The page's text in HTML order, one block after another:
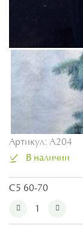
Артикул: A204
В наличии
С5 60-70